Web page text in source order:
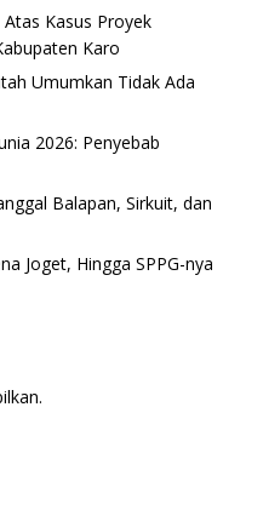
Kasus Proyek
Karo
Umumkan Tidak Ada
2026: Penyebab
Balapan, Sirkuit, dan
Joget, Hingga SPPG-nya